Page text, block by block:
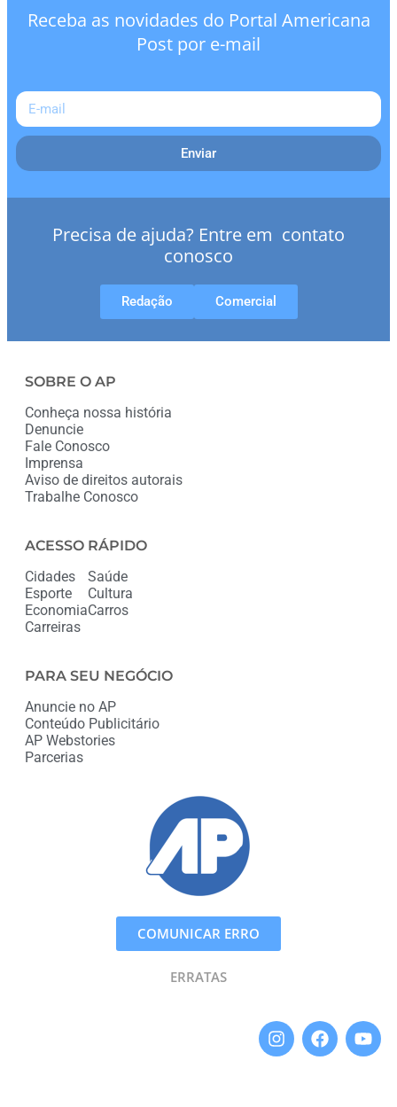
Receba as novidades do Portal Americana
Post por e-mail
Enviar
Precisa de ajuda? Entre em contato
conosco
Redação Comercial
SOBRE O AP
Conheça nossa história
Denuncie
Fale Conosco
Imprensa
Aviso de direitos autorais
Trabalhe Conosco
ACESSO RÁPIDO
Cidades
Esporte
Economia
Carreiras
Saúde
Cultura
Carros
PARA SEU NEGÓCIO
Anuncie no AP
Conteúdo Publicitário
AP Webstories
Parcerias
COMUNICAR ERRO
ERRATAS